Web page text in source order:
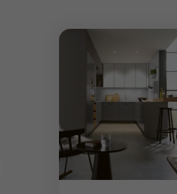
Ihre Einwilligung
Informationen
Alle akzeptieren
Essenziell (1)
Essenzielle Cookies
einwandfreie